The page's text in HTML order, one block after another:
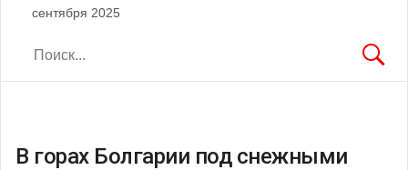
сентября 2025
В горах Болгарии под снежными